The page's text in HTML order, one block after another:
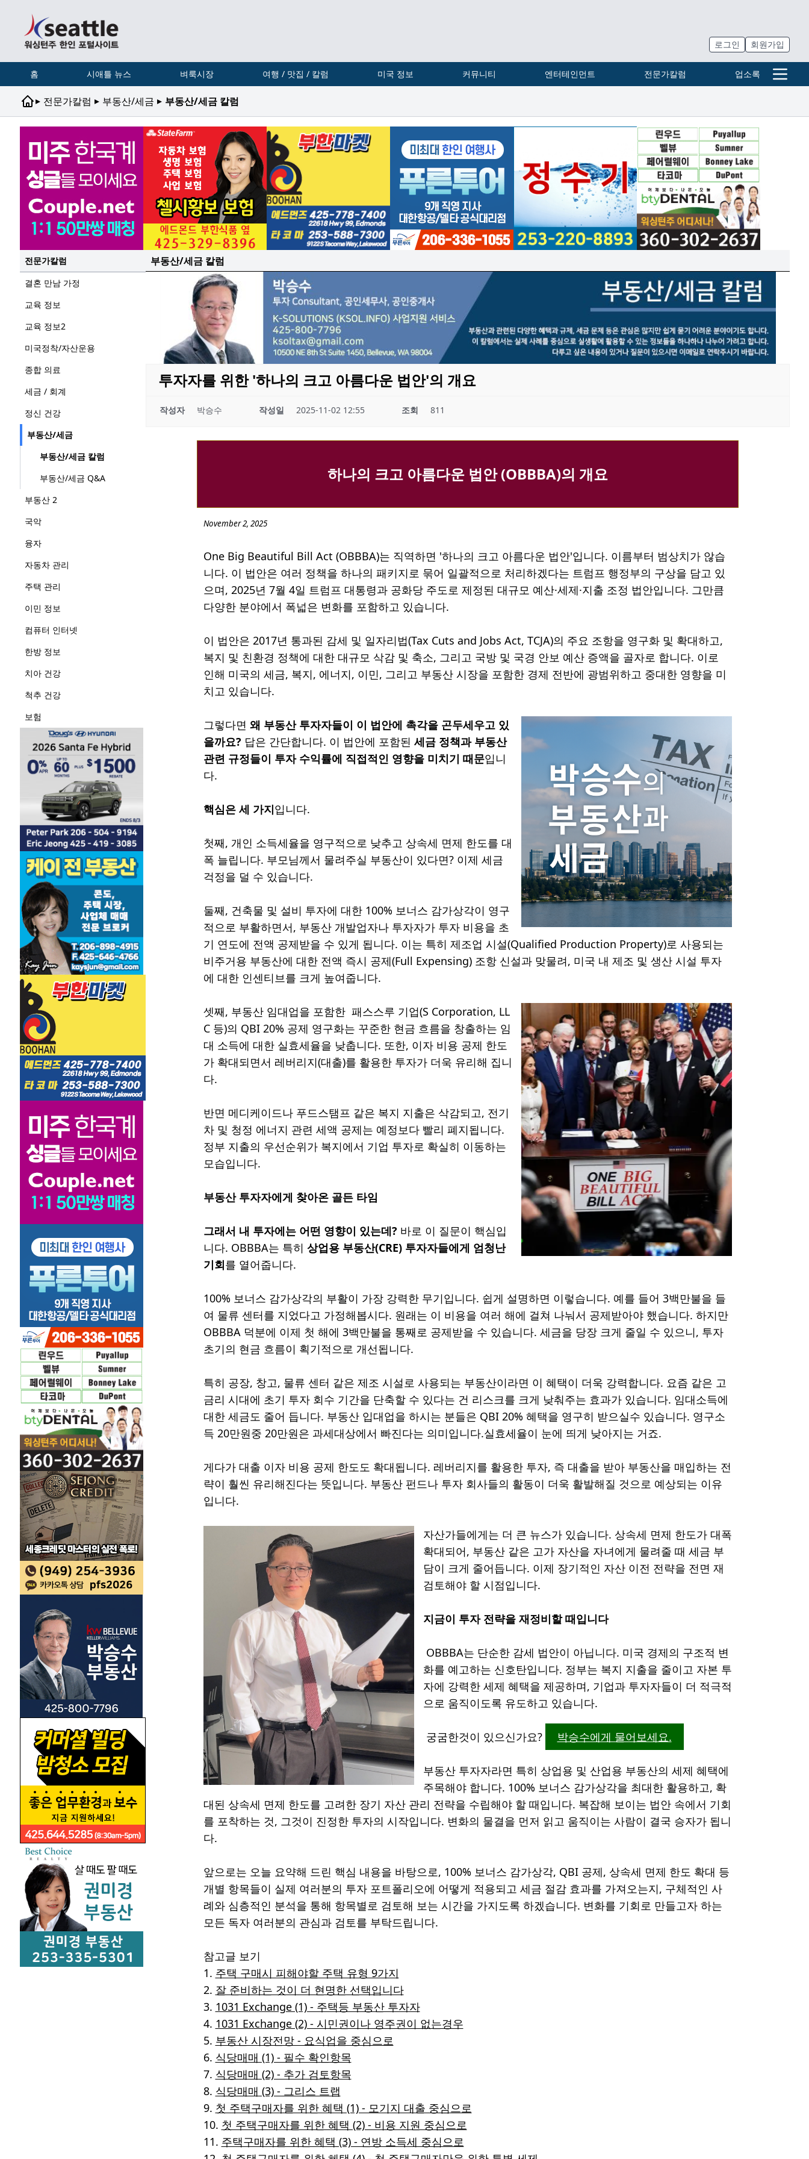
로그인 회원가입
홈 시애틀 뉴스 벼룩시장 여행 / 맛집 / 칼럼 미국 정보 커뮤니티 엔터테인먼트 전문가칼럼 업소록
▸ 전문가칼럼 ▸ 부동산/세금 ▸ 부동산/세금 칼럼
전문가칼럼
결혼 만남 가정
교육 정보
교육 정보2
미국정착/자산운용
종합 의료
세금 / 회계
정신 건강
부동산/세금
부동산/세금 칼럼
부동산/세금 Q&A
부동산 2
국악
융자
자동차 관리
주택 관리
이민 정보
컴퓨터 인터넷
한방 정보
치아 건강
척추 건강
보험
부동산/세금 칼럼
투자자를 위한 '하나의 크고 아름다운 법안'의 개요
작성자 박승수 작성일 2025-11-02 12:55 조회 811
하나의 크고 아름다운 법안 (OBBBA)의 개요
November 2, 2025
One Big Beautiful Bill Act (OBBBA)는 직역하면 '하나의 크고 아름다운 법안'입니다. 이름부터 범상치가 않습
니다. 이 법안은 여러 정책을 하나의 패키지로 묶어 일괄적으로 처리하겠다는 트럼프 행정부의 구상을 담고 있
으며, 2025년 7월 4일 트럼프 대통령과 공화당 주도로 제정된 대규모 예산·세제·지출 조정 법안입니다. 그만큼
다양한 분야에서 폭넓은 변화를 포함하고 있습니다.
이 법안은 2017년 통과된 감세 및 일자리법(Tax Cuts and Jobs Act, TCJA)의 주요 조항을 영구화 및 확대하고,
복지 및 친환경 정책에 대한 대규모 삭감 및 축소, 그리고 국방 및 국경 안보 예산 증액을 골자로 합니다. 이로
인해 미국의 세금, 복지, 에너지, 이민, 그리고 부동산 시장을 포함한 경제 전반에 광범위하고 중대한 영향을 미
치고 있습니다.
그렇다면 왜 부동산 투자자들이 이 법안에 촉각을 곤두세우고 있
을까요? 답은 간단합니다. 이 법안에 포함된 세금 정책과 부동산
관련 규정들이 투자 수익률에 직접적인 영향을 미치기 때문입니
다.
핵심은 세 가지입니다.
첫째, 개인 소득세율을 영구적으로 낮추고 상속세 면제 한도를 대
폭 늘립니다. 부모님께서 물려주실 부동산이 있다면? 이제 세금
걱정을 덜 수 있습니다.
둘째, 건축물 및 설비 투자에 대한 100% 보너스 감가상각이 영구
적으로 부활하면서, 부동산 개발업자나 투자자가 투자 비용을 초
기 연도에 전액 공제받을 수 있게 됩니다. 이는 특히 제조업 시설(Qualified Production Property)로 사용되는
비주거용 부동산에 대한 전액 즉시 공제(Full Expensing) 조항 신설과 맞물려, 미국 내 제조 및 생산 시설 투자
에 대한 인센티브를 크게 높여줍니다.
셋째, 부동산 임대업을 포함한 패스스루 기업(S Corporation, LL
C 등)의 QBI 20% 공제 영구화는 꾸준한 현금 흐름을 창출하는 임
대 소득에 대한 실효세율을 낮춥니다. 또한, 이자 비용 공제 한도
가 확대되면서 레버리지(대출)를 활용한 투자가 더욱 유리해 집니
다.
반면 메디케이드나 푸드스탬프 같은 복지 지출은 삭감되고, 전기
차 및 청정 에너지 관련 세액 공제는 예정보다 빨리 폐지됩니다.
정부 지출의 우선순위가 복지에서 기업 투자로 확실히 이동하는
모습입니다.
부동산 투자자에게 찾아온 골든 타임
그래서 내 투자에는 어떤 영향이 있는데? 바로 이 질문이 핵심입
니다. OBBBA는 특히 상업용 부동산(CRE) 투자자들에게 엄청난
기회를 열어줍니다.
100% 보너스 감가상각의 부활이 가장 강력한 무기입니다. 쉽게 설명하면 이렇습니다. 예를 들어 3백만불을 들
여 물류 센터를 지었다고 가정해봅시다. 원래는 이 비용을 여러 해에 걸쳐 나눠서 공제받아야 했습니다. 하지만
OBBBA 덕분에 이제 첫 해에 3백만불을 통째로 공제받을 수 있습니다. 세금을 당장 크게 줄일 수 있으니, 투자
초기의 현금 흐름이 획기적으로 개선됩니다.
특히 공장, 창고, 물류 센터 같은 제조 시설로 사용되는 부동산이라면 이 혜택이 더욱 강력합니다. 요즘 같은 고
금리 시대에 초기 투자 회수 기간을 단축할 수 있다는 건 리스크를 크게 낮춰주는 효과가 있습니다. 임대소득에
대한 세금도 줄어 듭니다. 부동산 입대업을 하시는 분들은 QBI 20% 혜택을 영구히 받으실수 있습니다. 영구소
득 20만원중 20만원은 과세대상에서 빠진다는 의미입니다.실효세율이 눈에 띄게 낮아지는 거죠.
게다가 대출 이자 비용 공제 한도도 확대됩니다. 레버리지를 활용한 투자, 즉 대출을 받아 부동산을 매입하는 전
략이 훨씬 유리해진다는 뜻입니다. 부동산 펀드나 투자 회사들의 활동이 더욱 활발해질 것으로 예상되는 이유
입니다.
자산가들에게는 더 큰 뉴스가 있습니다. 상속세 면제 한도가 대폭
확대되어, 부동산 같은 고가 자산을 자녀에게 물려줄 때 세금 부
담이 크게 줄어듭니다. 이제 장기적인 자산 이전 전략을 전면 재
검토해야 할 시점입니다.
지금이 투자 전략을 재정비할 때입니다
OBBBA는 단순한 감세 법안이 아닙니다. 미국 경제의 구조적 변
화를 예고하는 신호탄입니다. 정부는 복지 지출을 줄이고 자본 투
자에 강력한 세제 혜택을 제공하며, 기업과 투자자들이 더 적극적
으로 움직이도록 유도하고 있습니다.
궁굼한것이 있으신가요? 박승수에게 물어보세요.
부동산 투자자라면 특히 상업용 및 산업용 부동산의 세제 혜택에
주목해야 합니다. 100% 보너스 감가상각을 최대한 활용하고, 확
대된 상속세 면제 한도를 고려한 장기 자산 관리 전략을 수립해야 할 때입니다. 복잡해 보이는 법안 속에서 기회
를 포착하는 것, 그것이 진정한 투자의 시작입니다. 변화의 물결을 먼저 읽고 움직이는 사람이 결국 승자가 됩니
다.
앞으로는 오늘 요약해 드린 핵심 내용을 바탕으로, 100% 보너스 감가상각, QBI 공제, 상속세 면제 한도 확대 등
개별 항목들이 실제 여러분의 투자 포트폴리오에 어떻게 적용되고 세금 절감 효과를 가져오는지, 구체적인 사
례와 심층적인 분석을 통해 항목별로 검토해 보는 시간을 가지도록 하겠습니다. 변화를 기회로 만들고자 하는
모든 독자 여러분의 관심과 검토를 부탁드립니다.
참고글 보기
1. 주택 구매시 피해야할 주택 유형 9가지
2. 잘 준비하는 것이 더 현명한 선택입니다
3. 1031 Exchange (1) - 주택등 부동산 투자자
4. 1031 Exchange (2) - 시민권이나 영주권이 없는경우
5. 부동산 시장전망 - 요식업을 중심으로
6. 식당매매 (1) - 필수 확인항목
7. 식당매매 (2) - 추가 검토항목
8. 식당매매 (3) - 그리스 트랩
9. 첫 주택구매자를 위한 혜택 (1) - 모기지 대출 중심으로
10. 첫 주택구매자를 위한 혜택 (2) - 비용 지원 중심으로
11. 주택구매자를 위한 혜택 (3) - 연방 소득세 중심으로